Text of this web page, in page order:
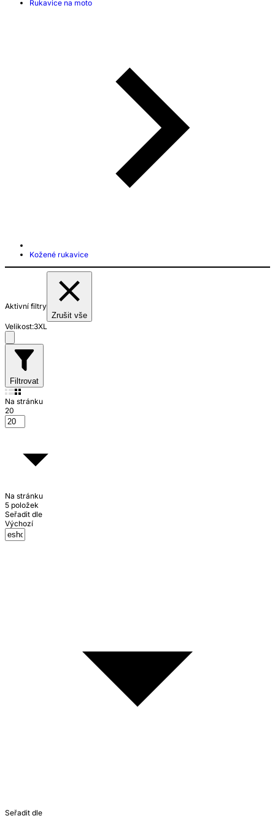
Rukavice na moto
Kožené rukavice
Aktivní filtry
Zrušit vše
Velikost:3XL
Filtrovat
Na stránku
20
Na stránku
5 položek
Seřadit dle
Výchozí
Seřadit dle